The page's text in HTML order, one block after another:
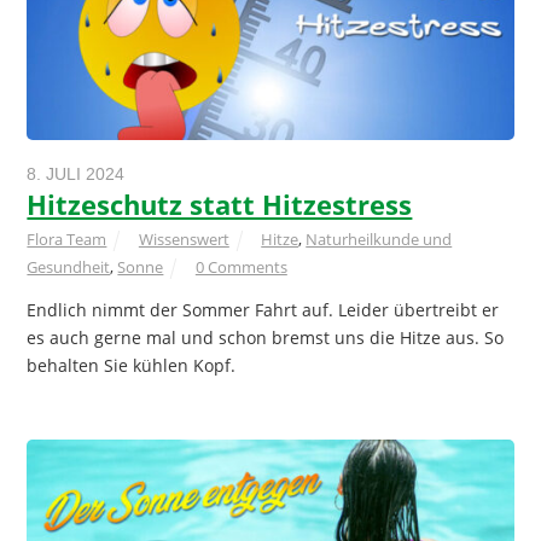
8. JULI 2024
Hitzeschutz statt Hitzestress
Flora Team Wissenswert Hitze, Naturheilkunde und
Gesundheit, Sonne 0 Comments
Endlich nimmt der Sommer Fahrt auf. Leider übertreibt er
es auch gerne mal und schon bremst uns die Hitze aus. So
behalten Sie kühlen Kopf.